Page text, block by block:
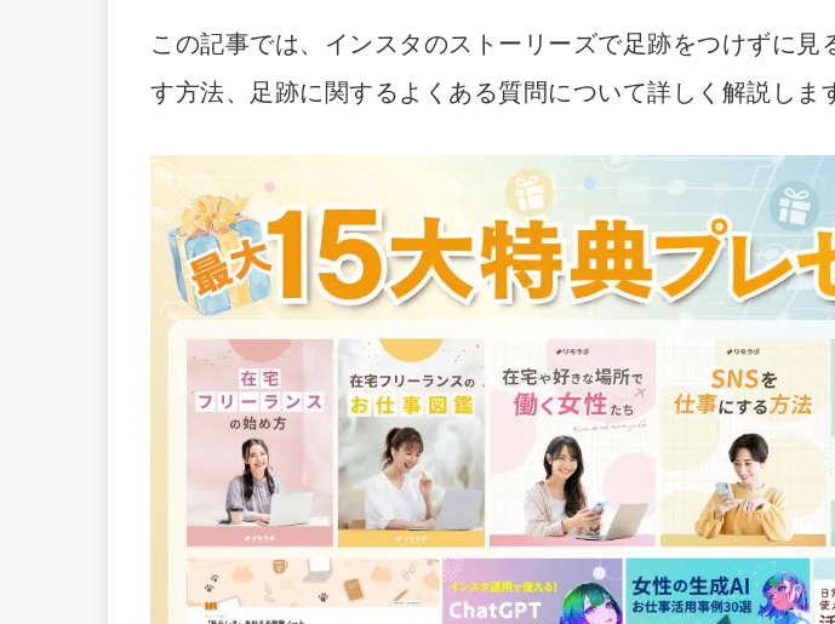
この記事では、インスタのストーリーズで足跡をつけずに見
す方法、足跡に関するよくある質問について詳しく解説しま